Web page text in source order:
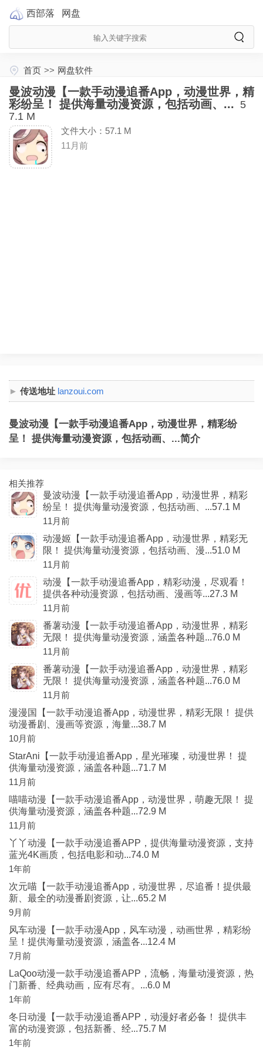
西部落 网盘
首页 >> 网盘软件
曼波动漫【一款手动漫追番App，动漫世界，精
彩纷呈！ 提供海量动漫资源，包括动画、... 5
7.1 M
文件大小：57.1 M
11月前
传送地址 lanzoui.com
曼波动漫【一款手动漫追番App，动漫世界，精彩纷
呈！ 提供海量动漫资源，包括动画、...简介
相关推荐
曼波动漫【一款手动漫追番App，动漫世界，精彩
纷呈！ 提供海量动漫资源，包括动画、...57.1 M
11月前
动漫姬【一款手动漫追番App，动漫世界，精彩无
限！ 提供海量动漫资源，包括动画、漫...51.0 M
11月前
动漫【一款手动漫追番App，精彩动漫，尽观看！
提供各种动漫资源，包括动画、漫画等...27.3 M
11月前
番薯动漫【一款手动漫追番App，动漫世界，精彩
无限！ 提供海量动漫资源，涵盖各种题...76.0 M
11月前
番薯动漫【一款手动漫追番App，动漫世界，精彩
无限！ 提供海量动漫资源，涵盖各种题...76.0 M
11月前
漫漫国【一款手动漫追番App，动漫世界，精彩无限！ 提供
动漫番剧、漫画等资源，海量...38.7 M
10月前
StarAni【一款手动漫追番App，星光璀璨，动漫世界！ 提
供海量动漫资源，涵盖各种题...71.7 M
11月前
喵喵动漫【一款手动漫追番App，动漫世界，萌趣无限！ 提
供海量动漫资源，涵盖各种题...72.9 M
11月前
丫丫动漫【一款手动漫追番APP，提供海量动漫资源，支持
蓝光4K画质，包括电影和动...74.0 M
1年前
次元喵【一款手动漫追番App，动漫世界，尽追番！提供最
新、最全的动漫番剧资源，让...65.2 M
9月前
风车动漫【一款手动漫App，风车动漫，动画世界，精彩纷
呈！提供海量动漫资源，涵盖各...12.4 M
7月前
LaQoo动漫一款手动漫追番APP，流畅，海量动漫资源，热
门新番、经典动画，应有尽有。...6.0 M
1年前
冬日动漫【一款手动漫追番APP，动漫好者必备！ 提供丰
富的动漫资源，包括新番、经...75.7 M
1年前